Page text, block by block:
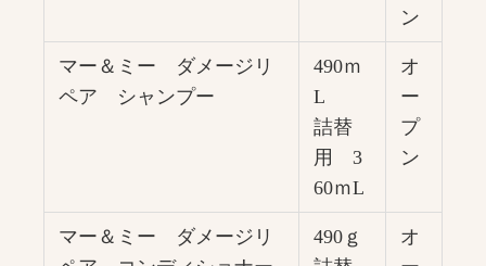
ン
マー＆ミー ダメージリ
ペア シャンプー
490ｍ
L
詰替
用 3
60ｍL
オ
ー
プ
ン
マー＆ミー ダメージリ
490ｇ
オ